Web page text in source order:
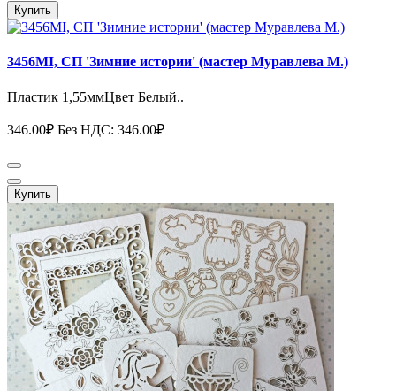
Купить
3456MI, СП 'Зимние истории' (мастер Муравлева М.)
Пластик 1,55ммЦвет Белый..
346.00₽ Без НДС: 346.00₽
Купить